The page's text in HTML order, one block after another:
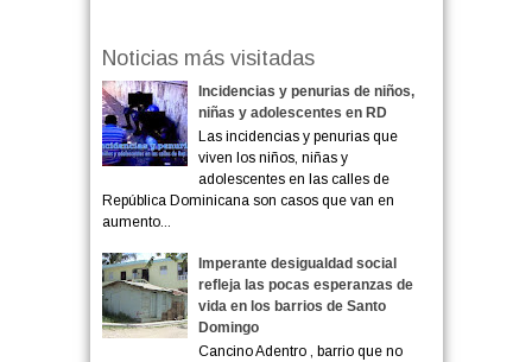
Noticias más visitadas
Incidencias y penurias de niños,
niñas y adolescentes en RD
Las incidencias y penurias que
viven los niños, niñas y
adolescentes en las calles de
República Dominicana son casos que van en
aumento...
Imperante desigualdad social
refleja las pocas esperanzas de
vida en los barrios de Santo
Domingo
Cancino Adentro , barrio que no